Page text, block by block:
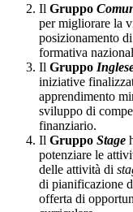
Il Gruppo
per migliorare la
posizionamento
formativa
Il Gruppo
iniziative
apprendimento
sviluppo di
finanziario.
Il Gruppo Stage
potenziare le
delle attività di
di pianificazione
offerta di